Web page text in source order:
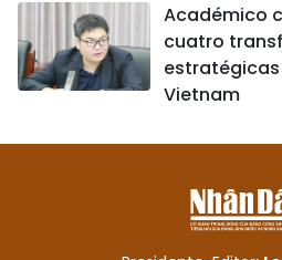
Académico
cuatro
Vietnam